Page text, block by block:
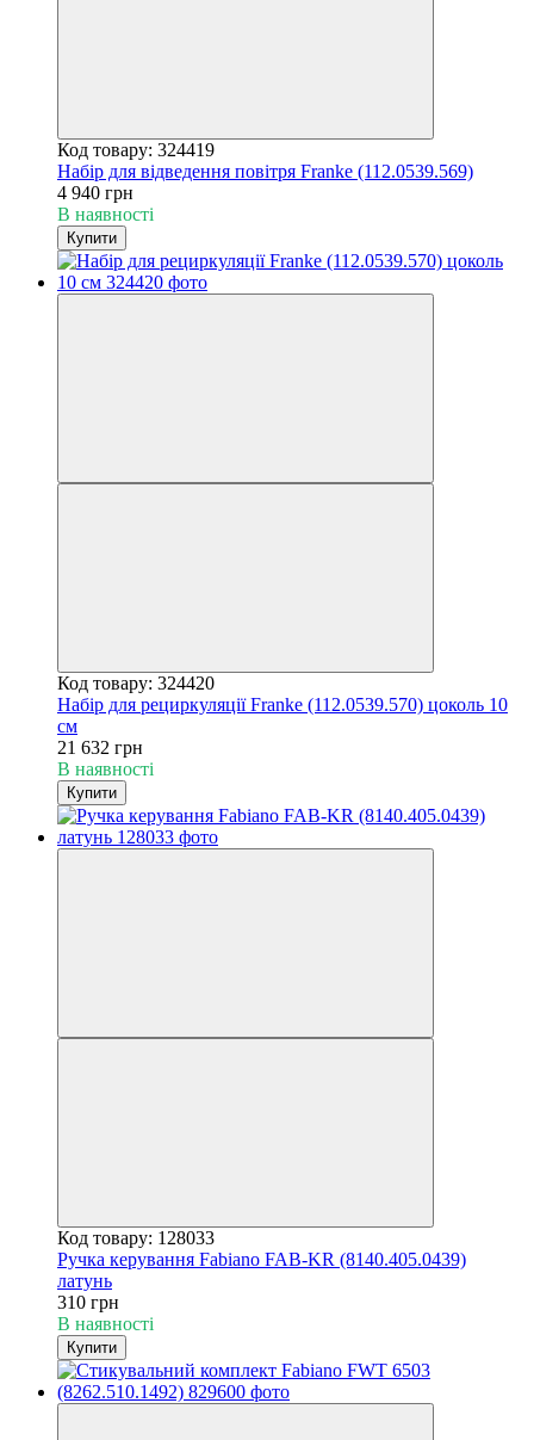
Код товару: 324419
Набір для відведення повітря Franke (112.0539.569)
4 940 грн
В наявності
Купити
Код товару: 324420
Набір для рециркуляції Franke (112.0539.570) цоколь 10
см
21 632 грн
В наявності
Купити
Код товару: 128033
Ручка керування Fabiano FAB-KR (8140.405.0439)
латунь
310 грн
В наявності
Купити